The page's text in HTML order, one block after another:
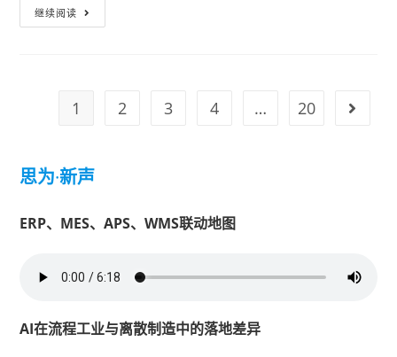
继续阅读
1 2 3 4 … 20
思为·新声
ERP、MES、APS、WMS联动地图
AI在流程工业与离散制造中的落地差异